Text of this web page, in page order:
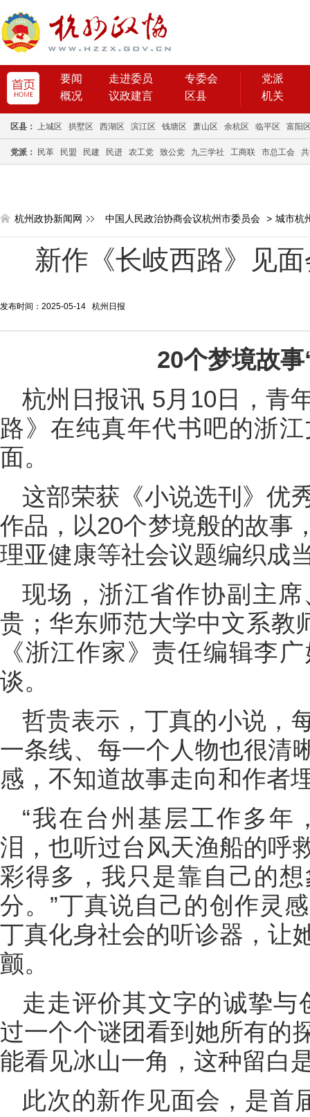
要闻 走进委员
专委会
概况
议政建言 区县
党派
机关
区县： 上城区 拱墅区 西湖区 滨江区 钱塘区 萧山区 余杭区 临平区 富阳
党派： 民革 民盟 民建 民进 农工党 致公党 九三学社 工商联 市总工会
杭州政协新闻网 中国人民政治协商会议杭州市委员会 > 城市杭
新作《长岐西路》见
发布时间：2025-05-14 杭州日报
20个梦境故
杭州日报讯 5月10日，青
路》在纯真年代书吧的浙
面。
这部荣获《小说选刊》优
作品，以20个梦境般的故事
理亚健康等社会议题编织成
现场，浙江省作协副主
贵；华东师范大学中文系教
《浙江作家》责任编辑李
谈。
哲贵表示，丁真的小说，
一条线、每一个人物也很清
感，不知道故事走向和作者
“我在台州基层工作多年
泪，也听过台风天渔船的呼
彩得多，我只是靠自己的
分。”丁真说自己的创作灵
丁真化身社会的听诊器，让
颤。
走走评价其文字的诚挚与
过一个个谜团看到她所有的
能看见冰山一角，这种留白
此次的新作见面会，是首